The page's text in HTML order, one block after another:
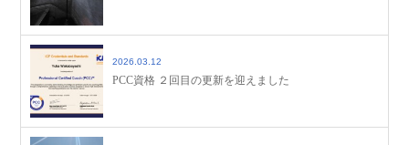
2026.03.12
PCC資格 ２回目の更新を迎えました